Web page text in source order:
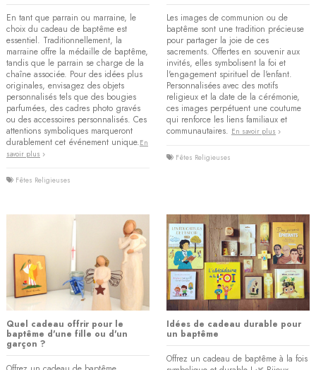
(3 avis)
En tant que parrain ou marraine, le
choix du cadeau de baptême est
essentiel. Traditionnellement, la
marraine offre la médaille de baptême,
tandis que le parrain se charge de la
chaîne associée. Pour des idées plus
originales, envisagez des objets
personnalisés tels que des bougies
parfumées, des cadres photo gravés
ou des accessoires personnalisés. Ces
attentions symboliques marqueront
durablement cet événement unique.​​En
savoir plus
Fêtes Religieuses
​​Les images de communion ou de
baptême sont une tradition précieuse
pour partager la joie de ces
sacrements. Offertes en souvenir aux
invités, elles symbolisent la foi et
l'engagement spirituel de l'enfant.
Personnalisées avec des motifs
religieux et la date de la cérémonie,
ces images perpétuent une coutume
qui renforce les liens familiaux et
communautaires. En savoir plus
Fêtes Religieuses
Quel cadeau offrir pour le
baptême d'une fille ou d'un
garçon ?
Idées de cadeau durable pour
un baptême
Offrez un cadeau de baptême à la fois